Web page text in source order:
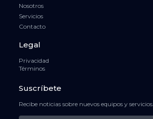
Nosotros
Servicios
Contacto
Legal
Privacidad
Términos
Suscríbete
Recibe noticias sobre nuevos equipos y servicios.